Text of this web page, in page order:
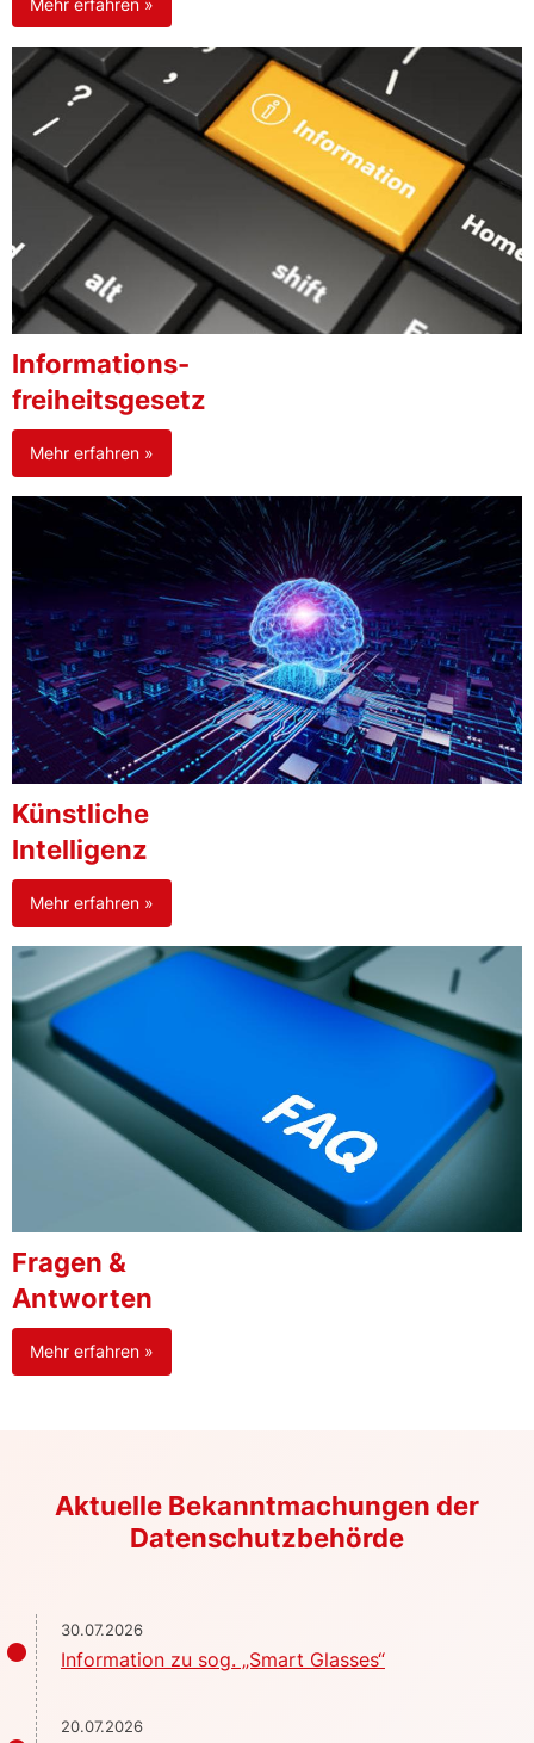
Informations-
freiheitsgesetz
Mehr erfahren »
Künstliche
Intelligenz
Mehr erfahren »
Fragen &
Antworten
Mehr erfahren »
Aktuelle Bekanntmachungen der
Datenschutzbehörde
30.07.2026
Information zu sog. „Smart Glasses“
20.07.2026